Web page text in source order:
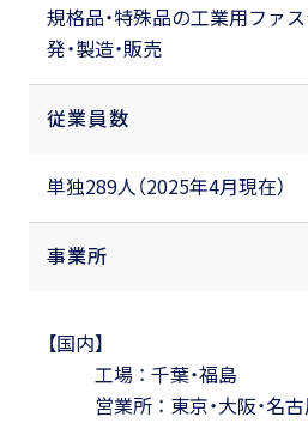
規格品・特殊品の工業用ファス
発・製造・販売
従業員数
単独289人（2025年4月現在）
事業所
【国内】
工場 ： 千葉・福島
営業所 ： 東京・大阪・名